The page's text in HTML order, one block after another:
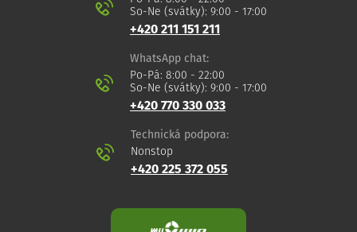
So-Ne (svátky): 9:00 - 17:00
+420 211 151 211
WhatsApp chat:
Po-Pá: 8:00 - 22:00
So-Ne (svátky): 9:00 - 17:00
+420 770 330 033
Technická podpora:
Nonstop
+420 225 372 055